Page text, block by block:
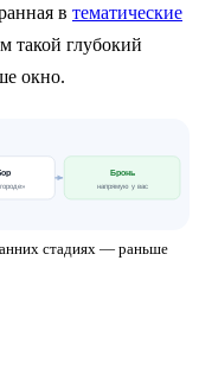
в тематические
такой глубокий
окно.
Бронь
напрямую у вас
стадиях — раньше